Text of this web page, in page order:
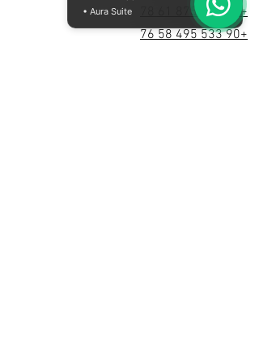
+90 553 875 61 78
+90 533 495 58 76
• Aura Suite